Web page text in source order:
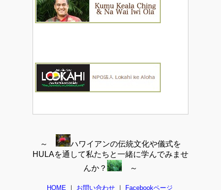
～
ハワイアンの伝統文化や儀式を
HULAを通して私たちと一緒に学んでみませ
んか？
～
HOME ｜ お問い合わせ｜ Facebookページ